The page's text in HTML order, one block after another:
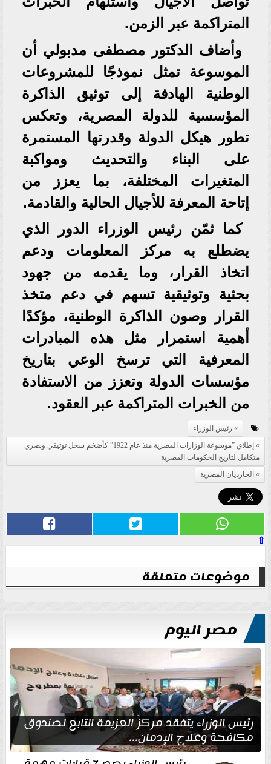
المتراكمة عبر الزمن.
وأضاف الدكتور مصطفى مدبولي أن
الموسوعة تمثل نموذجًا للمشروعات
الوطنية الهادفة إلى توثيق الذاكرة
المؤسسية للدولة المصرية، وتعكس
تطور هيكل الدولة وقدرتها المستمرة
على البناء والتحديث ومواكبة
المتغيرات المختلفة، بما يعزز من
إتاحة المعرفة للأجيال الحالية والقادمة.
كما ثمّن رئيس الوزراء الدور الذي
يضطلع به مركز المعلومات ودعم
اتخاذ القرار، وما يقدمه من جهود
بحثية وتوثيقية تسهم في دعم متخذ
القرار وصون الذاكرة الوطنية، مؤكدًا
أهمية استمرار مثل هذه المبادرات
المعرفية التي ترسخ الوعي بتاريخ
مؤسسات الدولة وتعزز من الاستفادة
من الخبرات المتراكمة عبر العقود.
رئيس الوزراء
إطلاق ”موسوعة الوزارات المصرية منذ عام 1922” كأضخم سجل توثيقي وبصري
متكامل لتاريخ الحكومات المصرية
الجارديان المصرية
⇧
موضوعات متعلقة
مصر اليوم
رئيس الوزراء يتفقد مركز العزيمة التابع لصندوق
مكافحة وعلاج الإدمان...